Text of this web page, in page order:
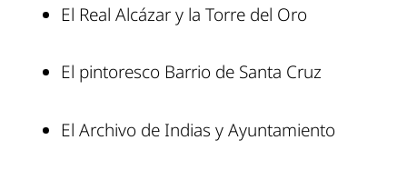
El Real Alcázar y la Torre del Oro
El pintoresco Barrio de Santa Cruz
El Archivo de Indias y Ayuntamiento